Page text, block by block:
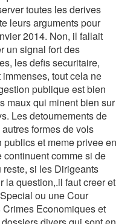
toutes les derives
leurs arguments pour
2014. Non, il fallait
un signal fort des
les defis securitaire,
tout cela ne
publique est bien
maux qui minent bien sur
Les detournements de
formes de vols
publics et meme privee en
comme si de
si les Dirigeants
la question,.il faut creer et
ou une Cour
Economiques et